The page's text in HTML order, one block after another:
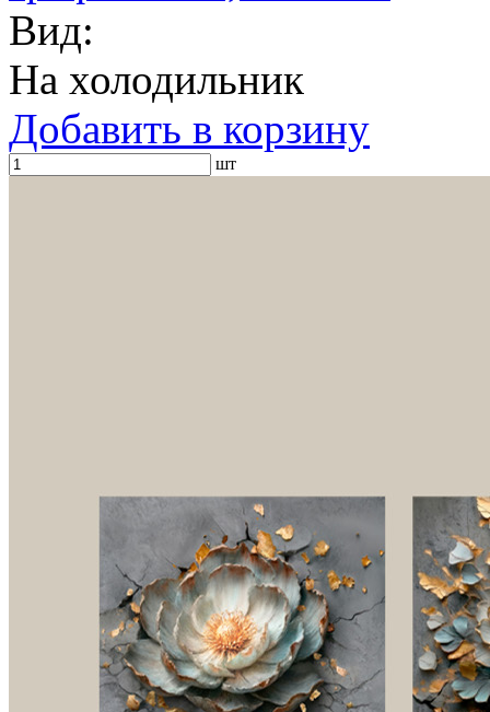
Вид:
На холодильник
Добавить в корзину
шт